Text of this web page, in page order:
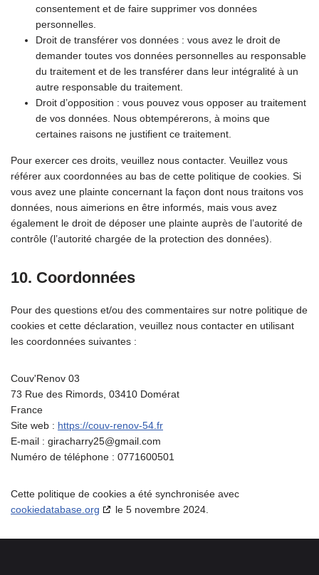
consentement et de faire supprimer vos données
personnelles.
Droit de transférer vos données : vous avez le droit de
demander toutes vos données personnelles au responsable
du traitement et de les transférer dans leur intégralité à un
autre responsable du traitement.
Droit d’opposition : vous pouvez vous opposer au traitement
de vos données. Nous obtempérerons, à moins que
certaines raisons ne justifient ce traitement.
Pour exercer ces droits, veuillez nous contacter. Veuillez vous
référer aux coordonnées au bas de cette politique de cookies. Si
vous avez une plainte concernant la façon dont nous traitons vos
données, nous aimerions en être informés, mais vous avez
également le droit de déposer une plainte auprès de l’autorité de
contrôle (l’autorité chargée de la protection des données).
10. Coordonnées
Pour des questions et/ou des commentaires sur notre politique de
cookies et cette déclaration, veuillez nous contacter en utilisant
les coordonnées suivantes :
Couv'Renov 03
73 Rue des Rimords, 03410 Domérat
France
Site web : https://couv-renov-54.fr
E-mail : giracharry25@gmail.com
Numéro de téléphone : 0771600501
Cette politique de cookies a été synchronisée avec
cookiedatabase.org
le 5 novembre 2024.